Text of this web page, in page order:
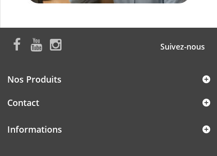
Suivez-nous
Nos Produits
Contact
Informations